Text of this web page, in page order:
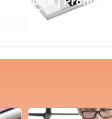
ChatGPT